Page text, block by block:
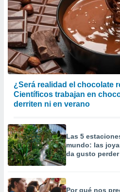
¿Será realidad el chocolate
Científicos trabajan en
derriten ni en verano
Las 5
mundo: las
da gusto
Por qué nos